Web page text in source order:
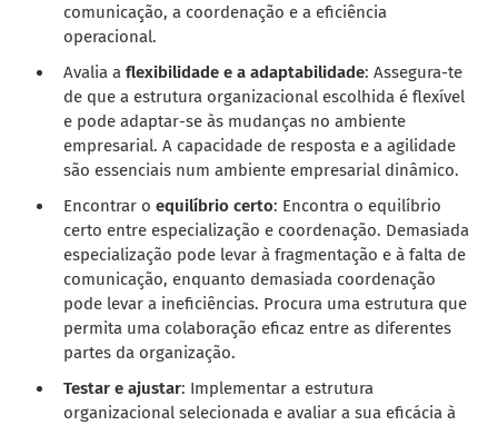
comunicação, a coordenação e a eficiência
operacional.
Avalia aflexibilidade e a adaptabilidade: Assegura-te
de que a estrutura organizacional escolhida é flexível
e pode adaptar-se às mudanças no ambiente
empresarial. A capacidade de resposta e a agilidade
são essenciais num ambiente empresarial dinâmico.
Encontrar oequilíbrio certo: Encontra o equilíbrio
certo entre especialização e coordenação. Demasiada
especialização pode levar à fragmentação e à falta de
comunicação, enquanto demasiada coordenação
pode levar a ineficiências. Procura uma estrutura que
permita uma colaboração eficaz entre as diferentes
partes da organização.
Testar e ajustar: Implementar a estrutura
organizacional selecionada e avaliar a sua eficácia à